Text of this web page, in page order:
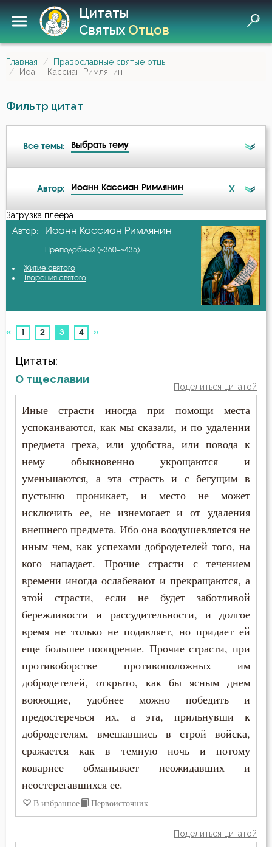
Цитаты
СвятыхОтцов
Главная
Православные святые отцы
Иоанн Кассиан Римлянин
Фильтр цитат
Все темы: Выбрать тему
Ангел
Бесы
Ближний
Богопознание
Воздаяние
Воздержание
Гнев
Гнев Божий
Грех
Деньги
Жизнь вечная
Зависть
Заповеди
Зло
Знание
Исповедь
Исправление
Крест
Любовь
Автор: Иоанн Кассиан Римлянин X
А-я
Авва Дорофей
Авва Исайя (Скитский)
Авва Феона
Авва Филимон
Аврелий Августин
Амвросий Оптинский (Гренков)
Амфилохий Иконийский
Анастасий Синаит
Анатолий Оптинский (Зерцалов)
Антоний Великий
Антоний Оптинский (Путилов)
Арсений Великий
Афанасий (Сахаров)
Афанасий Великий
Варнава
Варсонофий Оптинский (Плиханков)
Григорий Богослов
Григорий Великий (Двоеслов)
Загрузка плеера...
Автор: Иоанн Кассиан Римлянин
Преподобный (~360–~435)
Житие святого
Творения святого
« 1 2 3(current)
4 »
Цитаты:
О тщеславии
Поделиться цитатой
Иные страсти иногда при помощи места
успокаиваются, как мы сказали, и по удалении
предмета греха, или удобства, или повода к
нему обыкновенно укрощаются и
уменьшаются, а эта страсть и с бегущим в
пустыню проникает, и место не может
исключить ее, не изнемогает и от удаления
внешнего предмета. Ибо она воодушевляется не
иным чем, как успехами добродетелей того, на
кого нападает. Прочие страсти с течением
времени иногда ослабевают и прекращаются, а
этой страсти, если не будет заботливой
бережливости и рассудительности, и долгое
время не только не подавляет, но придает ей
еще большее поощрение. Прочие страсти, при
противоборстве противоположных им
добродетелей, открыто, как бы ясным днем
воюющие, удобнее можно победить и
предостеречься их, а эта, прильнувши к
добродетелям, вмешавшись в строй войска,
сражается как в темную ночь и потому
коварнее обманывает неожидавших и
неостерегавшихся ее.
В избранное Первоисточник
Поделиться цитатой